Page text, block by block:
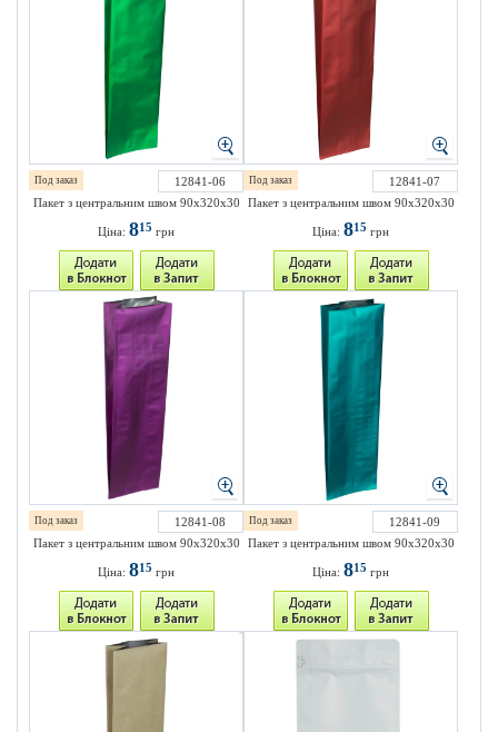
Под заказ
12841-06
Пакет з центральним швом 90х320х30
Ціна: 815 грн
Под заказ
12841-07
Пакет з центральним швом 90х320х30
Ціна: 815 грн
Под заказ
12841-08
Пакет з центральним швом 90х320х30
Ціна: 815 грн
Под заказ
12841-09
Пакет з центральним швом 90х320х30
Ціна: 815 грн